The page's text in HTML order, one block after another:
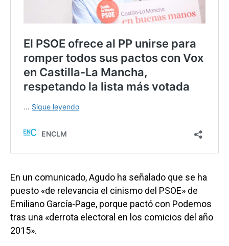
En un comunicado, Agudo ha señalado que se ha
puesto «de relevancia el cinismo del PSOE» de
Emiliano García-Page, porque pactó con Podemos
tras una «derrota electoral en los comicios del año
2015».